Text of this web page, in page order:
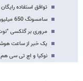
توافق استفاده
سامسونگ 650 میلیون دلار به اریکسون می دهد تا دست از سرش بردارد
مروری بر گلکسی "نوت3 نئو" و مقایسه با
یک خبر از ساعت
نوکیا و اچ تی سی